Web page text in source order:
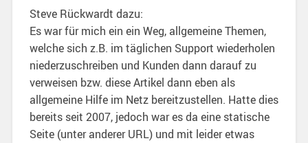
Steve Rückwardt dazu:
Es war für mich ein ein Weg, allgemeine Themen,
welche sich z.B. im täglichen Support wiederholen
niederzuschreiben und Kunden dann darauf zu
verweisen bzw. diese Artikel dann eben als
allgemeine Hilfe im Netz bereitzustellen. Hatte dies
bereits seit 2007, jedoch war es da eine statische
Seite (unter anderer URL) und mit leider etwas